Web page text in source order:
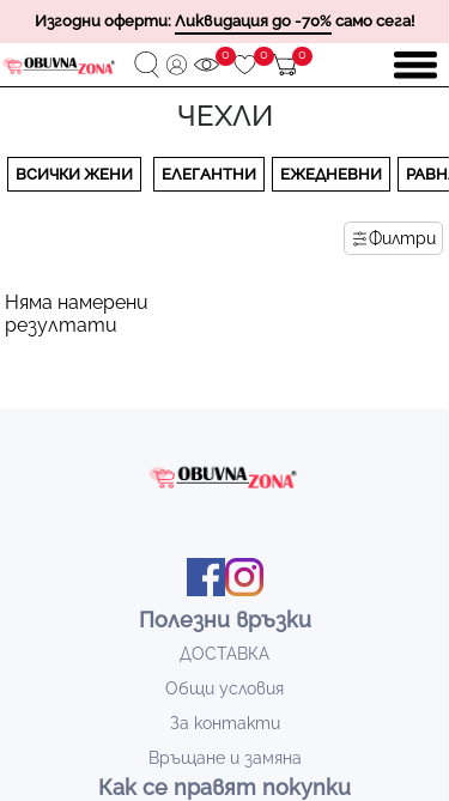
Изгодни оферти: Ликвидация до -70% само сега!
0 0 0
ЧЕХЛИ
ВСИЧКИ ЖЕНИ ЕЛЕГАНТНИ ЕЖЕДНЕВНИ
Филтри
Няма намерени
резултати
Полезни връзки
ДОСТАВКА
Общи условия
За контакти
Връщане и замяна
Как се правят покупки